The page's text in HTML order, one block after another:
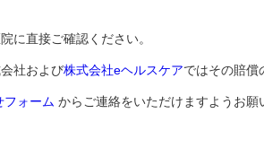
に直接ご確認ください。
社および株式会社eヘルスケアではその賠償
フォーム からご連絡をいただけますようお願